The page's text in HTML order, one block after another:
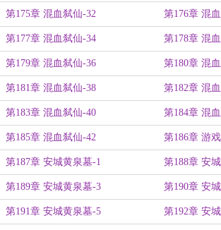
第175章 混血弑仙-32 第176章 混
第177章 混血弑仙-34 第178章 混
第179章 混血弑仙-36 第180章 混
第181章 混血弑仙-38 第182章 混
第183章 混血弑仙-40 第184章 混
第185章 混血弑仙-42 第186章 游
系
第187章 安城黄泉墓-1 第188章 安
第189章 安城黄泉墓-3 第190章 安
第191章 安城黄泉墓-5 第192章 安